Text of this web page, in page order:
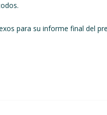
para su informe final del